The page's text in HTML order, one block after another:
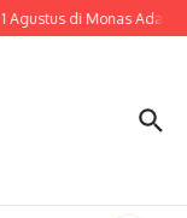
1 Agustus di Monas Ada